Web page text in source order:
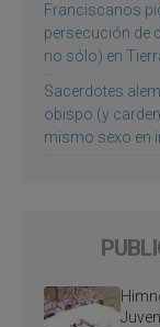
Franciscanos
persecución de
no sólo) en
Sacerdotes
obispo (y
mismo sexo en